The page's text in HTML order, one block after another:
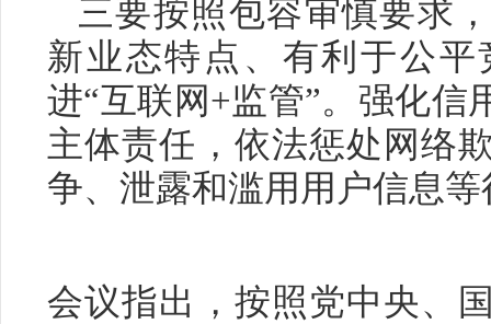
三要按照包容审慎要求
新业态特点、有利于公
进“互联网+监管”。强化信
主体责任，依法惩处网络
争、泄露和滥用用户信息等
会议指出，按照党中央、